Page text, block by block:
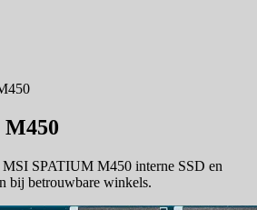
SPATIUM M450 interne SSD en
bij betrouwbare winkels.